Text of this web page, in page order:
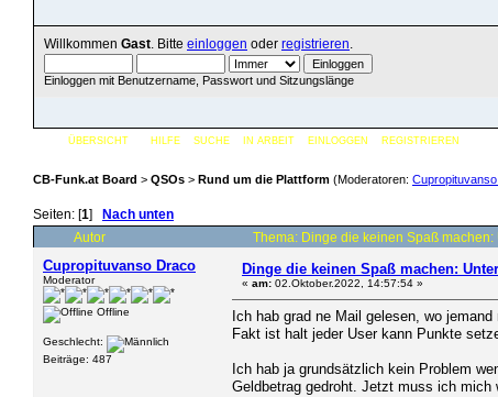
Willkommen Gast . Bitte einloggen oder registrieren
Einloggen mit Benutzername, Passwort und Sitzungslänge
ÜBERSICHT HILFE SUCHE IN ARBEIT EINLOGGEN REGISTRIEREN
CB-Funk.at Board > QSOs > Rund um die Plattform (Moderatoren:
Seiten: [1] Nach unten
Autor Thema: Dinge die keinen Spaß
Cupropituvanso Draco
Moderator
Offline
Geschlecht:
Beiträge: 487
Dinge die keinen Spaß machen:
« am: 02.Oktober.2022, 14:57:54 »
Ich hab grad ne Mail gelesen, wo
Fakt ist halt jeder User kann Punkte
Ich hab ja grundsätzlich kein Problem
Geldbetrag gedroht. Jetzt muss ich